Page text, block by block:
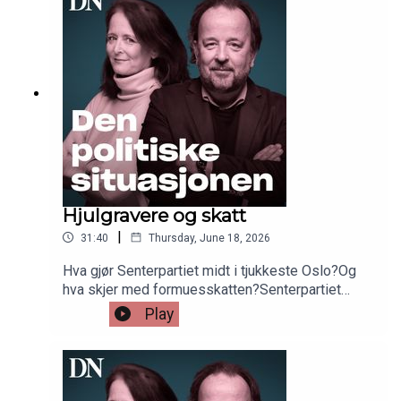
nye sammen med politisk redaktør i DN, Frithjof
Jacobsen.
Hjulgravere og skatt
31:40 | Thursday, June 18, 2026
Hva gjør Senterpartiet midt i tjukkeste Oslo?Og
hva skjer med formuesskatten?Senterpartiet
briljerer som vippeparti i et smått kaotisk storting,
men oppslutningen lar vente på seg. Denne uken
inviterte Sp-leder Trygve Slagsvold Vedum til
halvårlig oppsummering på Tøyen i Oslo.
Omkranset av anleggsmaskiner.Neste uke leverer
Play